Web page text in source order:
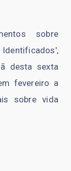
sobre
desta sexta
fevereiro a
sobre vida